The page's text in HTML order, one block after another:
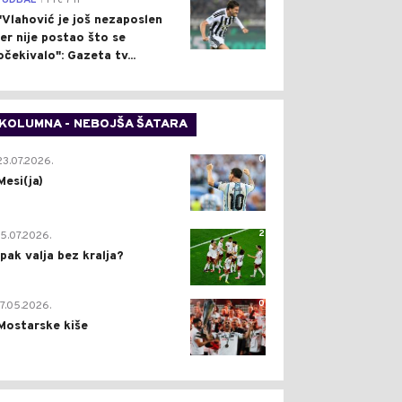
je još nezaposlen
nije postao što se
Gazeta tv...
KOLUMNA - NEBOJŠA ŠATARA
0
2
valja bez kralja?
0
kiše